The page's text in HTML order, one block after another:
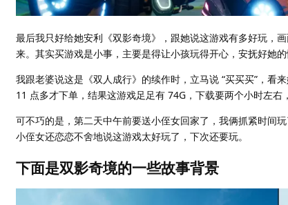
最后我只好给她安利《双影奇境》，跟她说这游戏有多好玩，
来。其实买游戏是小事，主要是得让小孩玩得开心，安抚好她的
我跟老婆说这是《双人成行》的续作时，立马说 “买买买”，看
11 点多才下单，结果这游戏足足有 74G，下载要两个小时左右
可不巧的是，第二天中午前要送小侄女回家了，我俩抓紧时间
小侄女还恋恋不舍地说这游戏太好玩了，下次还要玩。
下面是双影奇境的一些故事背景